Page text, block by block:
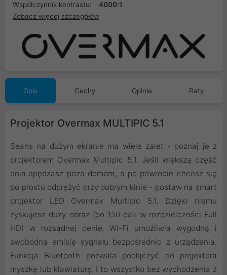
Współczynnik kontrastu:
4000:1
Zobacz więcej szczegółów
Opis Cechy Opinie Raty
Projektor Overmax MULTIPIC 5.1
Seans na dużym ekranie ma wiele zalet - poznaj je z
projektorem Overmax Multipic 5.1. Jeśli większą część
dnia spędzasz poza domem, a po powrocie chcesz się
po prostu odprężyć przy dobrym kinie - postaw na smart
projektor LED Overmax Multipic 5.1. Dzięki niemu
zyskujesz duży obraz (do 150 cali w rozdzielczości Full
HD) w rozsądnej cenie. Wi-Fi umożliwia wygodną i
swobodną emisję sygnału bezpośrednio z urządzenia.
Funkcja Bluetooth pozwala podłączyć do projektora
myszkę lub klawiaturę. I to wszystko bez wychodzenia z